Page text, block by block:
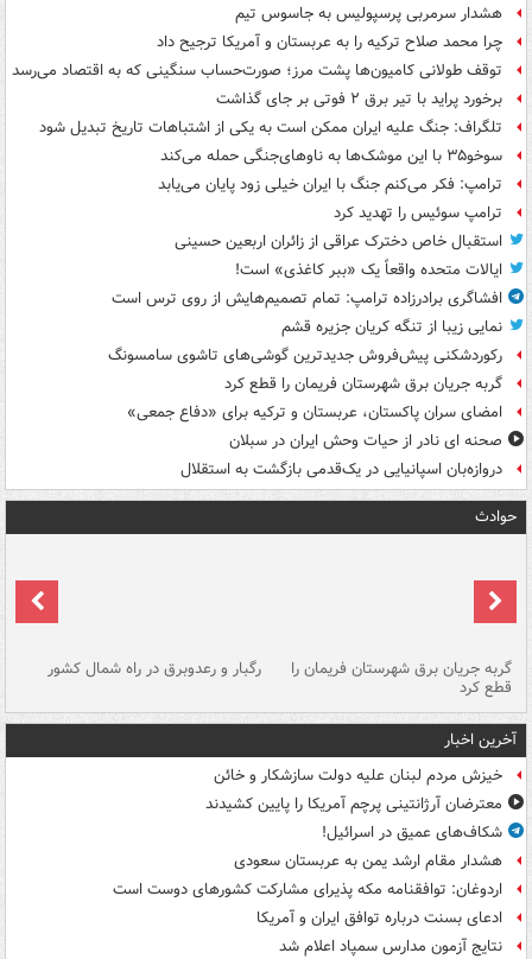
هشدار سرمربی پرسپولیس به جاسوس تیم
چرا محمد صلاح ترکیه را به عربستان و آمریکا ترجیح داد
توقف طولانی کامیون‌ها پشت مرز؛ صورت‌حساب سنگینی که به اقتصاد می‌رسد
برخورد پراید با تیر برق ۲ فوتی بر جای گذاشت
تلگراف: جنگ علیه ایران ممکن است به یکی از اشتباهات تاریخ تبدیل شود
سوخو۳۵ با این موشک‌ها به ناوهای‌جنگی حمله می‌کند
ترامپ: فکر می‌کنم جنگ با ایران خیلی زود پایان می‌یابد
ترامپ سوئیس را تهدید کرد
استقبال خاص دخترک عراقی از زائران اربعین حسینی
ایالات متحده واقعاً یک «ببر کاغذی» است!
افشاگری برادرزاده ترامپ: تمام تصمیم‌هایش از روی ترس است
نمایی زیبا از تنگه کریان جزیره قشم
رکوردشکنی پیش‌فروش جدیدترین گوشی‌های تاشوی سامسونگ
گربه جریان برق شهرستان فریمان را قطع کرد
امضای سران پاکستان، عربستان و ترکیه برای «دفاع جمعی»
صحنه ای نادر از حیات وحش ایران در سبلان
دروازه‌بان اسپانیایی در یک‌قدمی بازگشت به استقلال
حوادث
گربه جریان برق شهرستان فریمان را
قطع کرد
رگبار و رعدوبرق در راه شمال کشور
آخرین اخبار
خیزش مردم لبنان علیه دولت سازشکار و خائن
معترضان آرژانتینی پرچم آمریکا را پایین کشیدند
شکاف‌های عمیق در اسرائیل!
هشدار مقام ارشد یمن به عربستان سعودی
اردوغان: توافقنامه مکه پذیرای مشارکت کشورهای دوست است
ادعای بسنت درباره توافق ایران و آمریکا
نتایج آزمون مدارس سمپاد اعلام شد